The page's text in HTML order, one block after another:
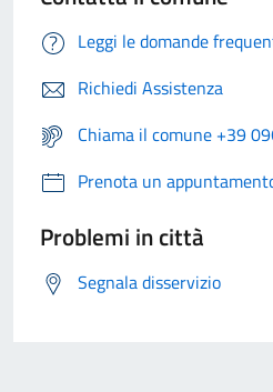
Leggi le domande
Richiedi Assistenza
Chiama il comune +39
Prenota un
Problemi in città
Segnala disservizio